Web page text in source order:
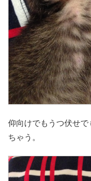
仰向けでもうつ伏せ
ちゃう。